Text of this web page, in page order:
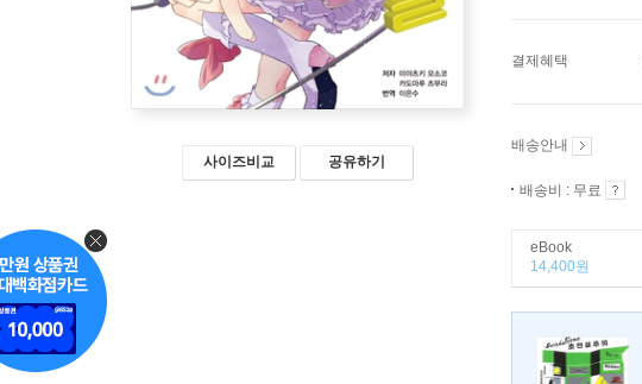
사이즈비교 공유하기
결제혜택
배송안내
배송비 : 무료
eBook
14,400원